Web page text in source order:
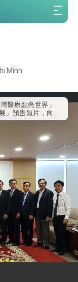
Minh
立「駐鳳凰城辦
作
里程碑
醫療點亮世界」
」預告短片，向
新能量
同維護國際秩序
尼王國進行國是
分歧為團結、為
目標、創5大歷史
速臺灣經濟轉型
通過
對等關稅15%且不
等關稅
訪內容